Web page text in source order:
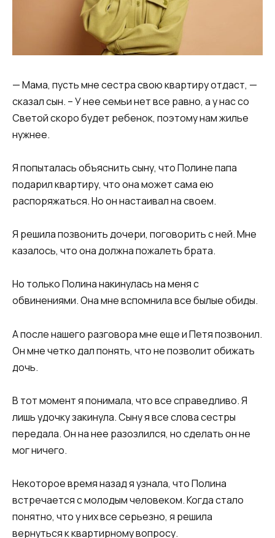
— Мама, пусть мне сестра свою квартиру отдаст, —
сказал сын. – У нее семьи нет все равно, а у нас со
Светой скоро будет ребенок, поэтому нам жилье
нужнее.
Я попыталась объяснить сыну, что Полине папа
подарил квартиру, что она может сама ею
распоряжаться. Но он настаивал на своем.
Я решила позвонить дочери, поговорить с ней. Мне
казалось, что она должна пожалеть брата.
Но только Полина накинулась на меня с
обвинениями. Она мне вспомнила все былые обиды.
А после нашего разговора мне еще и Петя позвонил.
Он мне четко дал понять, что не позволит обижать
дочь.
В тот момент я понимала, что все справедливо. Я
лишь удочку закинула. Сыну я все слова сестры
передала. Он на нее разозлился, но сделать он не
мог ничего.
Некоторое время назад я узнала, что Полина
встречается с молодым человеком. Когда стало
понятно, что у них все серьезно, я решила
вернуться к квартирному вопросу.